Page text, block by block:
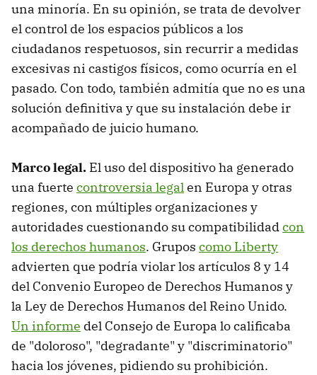
una minoría. En su opinión, se trata de devolver
el control de los espacios públicos a los
ciudadanos respetuosos, sin recurrir a medidas
excesivas ni castigos físicos, como ocurría en el
pasado. Con todo, también admitía que no es una
solución definitiva y que su instalación debe ir
acompañado de juicio humano.
Marco legal. El uso del dispositivo ha generado
una fuerte controversia legalen Europa y otras
regiones, con múltiples organizaciones y
autoridades cuestionando su compatibilidadcon
los derechos humanos. Grupos como Liberty
advierten que podría violar los artículos 8 y 14
del Convenio Europeo de Derechos Humanos y
la Ley de Derechos Humanos del Reino Unido.
Un informe del Consejo de Europa lo calificaba
de "doloroso", "degradante" y "discriminatorio"
hacia los jóvenes, pidiendo su prohibición.